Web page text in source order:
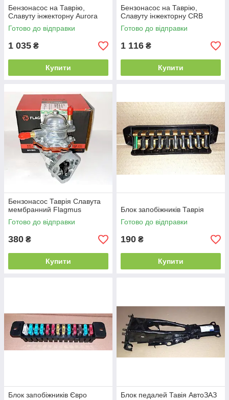
Бензонасос на Таврію,
Славуту інжекторну Aurora
Готово до відправки
1 035 ₴
Купити
Бензонасос на Таврію,
Славуту інжекторну CRB
Готово до відправки
1 116 ₴
Купити
Бензонасос Таврія Славута
мембранний Flagmus
Готово до відправки
380 ₴
Купити
Блок запобіжників Таврія
Готово до відправки
190 ₴
Купити
Блок запобіжників Євро
Блок педалей Тавія АвтоЗАЗ